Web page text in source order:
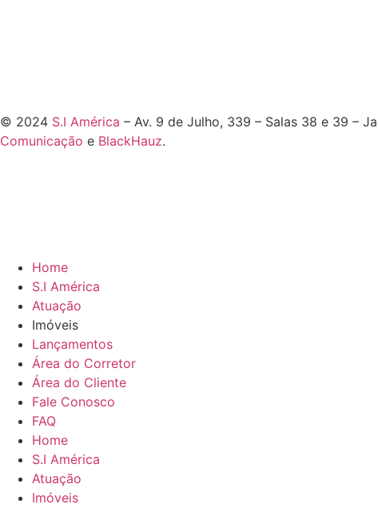
© 2024 S.I América – Av. 9 de Julho, 339 – Salas 38 e 39 –
Comunicação e BlackHauz.
Home
S.I América
Atuação
Imóveis
Lançamentos
Área do Corretor
Área do Cliente
Fale Conosco
FAQ
Home
S.I América
Atuação
Imóveis